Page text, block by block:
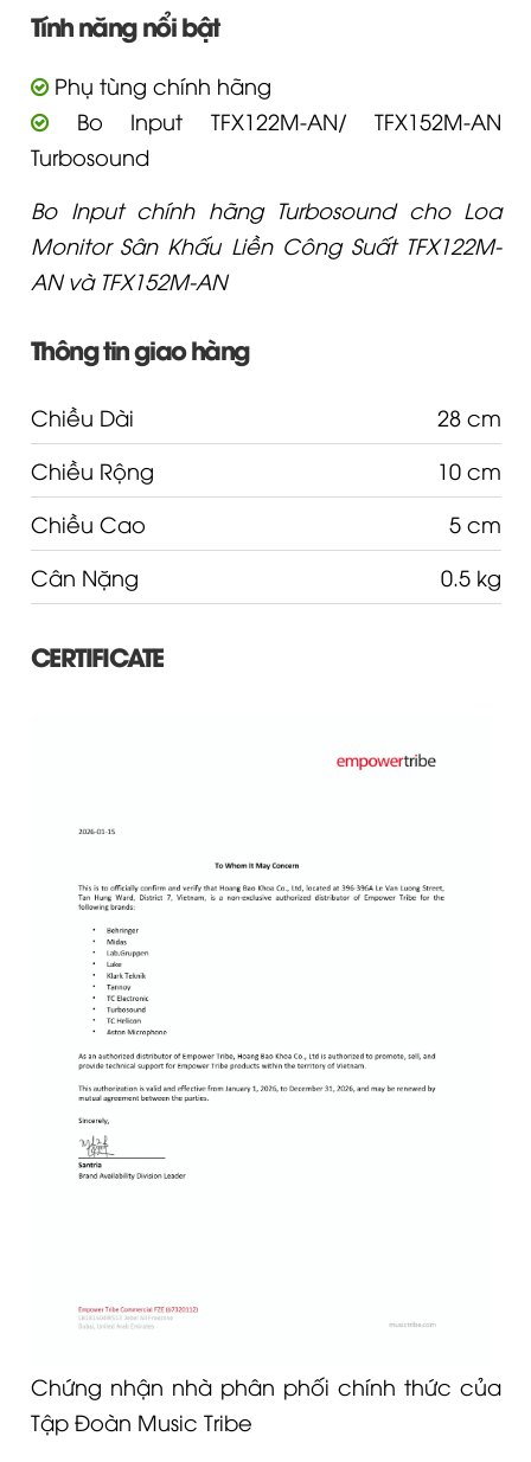
Tính năng nổi bật
Phụ tùng chính hãng
Bo Input TFX122M-AN/ TFX152M-AN
Turbosound
Bo Input chính hãng Turbosound cho Loa
Monitor Sân Khấu Liền Công Suất TFX122M-
AN và TFX152M-AN
Thông tin giao hàng
Chiều Dài
28 cm
Chiều Rộng
10 cm
Chiều Cao
5 cm
Cân Nặng
0.5 kg
CERTIFICATE
Chứng nhận nhà phân phối chính thức của
Tập Đoàn Music Tribe